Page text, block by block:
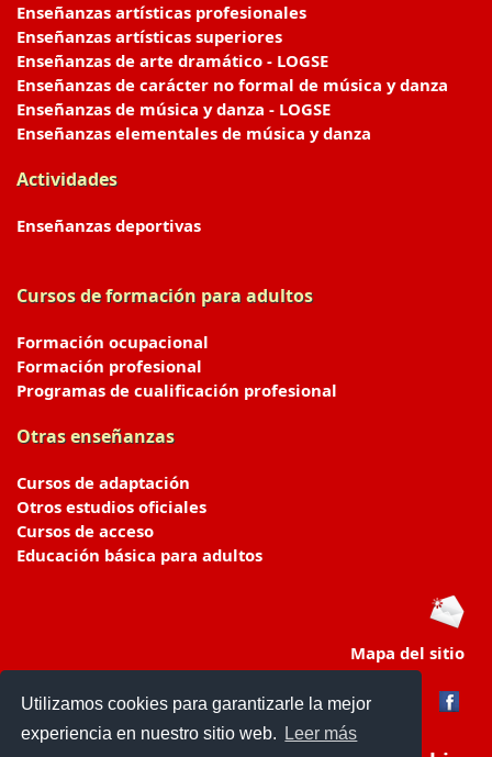
Utilizamos cookies para garantizarle la mejor
experiencia en nuestro sitio web.
Leer más
Enseñanzas artísticas profesionales
Enseñanzas artísticas superiores
Enseñanzas de arte dramático - LOGSE
Enseñanzas de carácter no formal de música y danza
Enseñanzas de música y danza - LOGSE
Enseñanzas elementales de música y danza
Actividades
Enseñanzas deportivas
Cursos de formación para adultos
Formación ocupacional
Formación profesional
Programas de cualificación profesional
Otras enseñanzas
Cursos de adaptación
Otros estudios oficiales
Cursos de acceso
Educación básica para adultos
Mapa del sitio